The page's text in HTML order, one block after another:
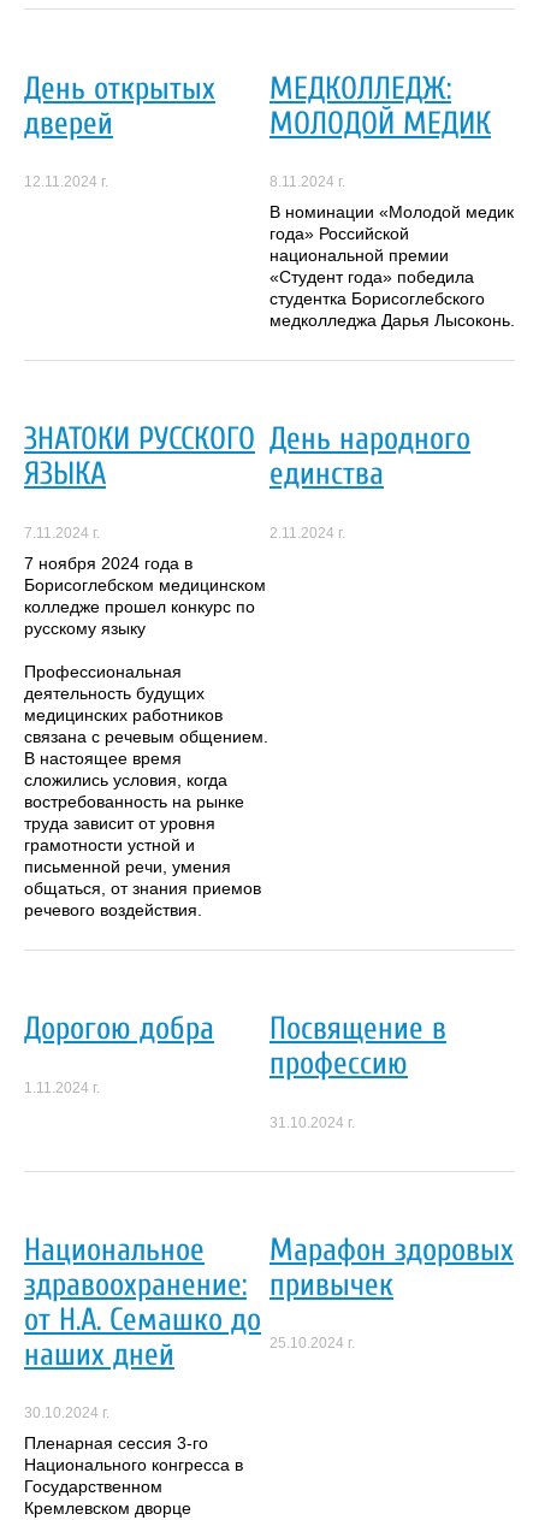
День открытых
дверей
12.11.2024 г.
МЕДКОЛЛЕДЖ:
МОЛОДОЙ МЕДИК
8.11.2024 г.
В номинации «Молодой медик
года» Российской
национальной премии
«Студент года» победила
студентка Борисоглебского
медколледжа Дарья Лысоконь.
ЗНАТОКИ РУССКОГО
ЯЗЫКА
7.11.2024 г.
7 ноября 2024 года в
Борисоглебском медицинском
колледже прошел конкурс по
русскому языку
Профессиональная
деятельность будущих
медицинских работников
связана с речевым общением.
В настоящее время
сложились условия, когда
востребованность на рынке
труда зависит от уровня
грамотности устной и
письменной речи, умения
общаться, от знания приемов
речевого воздействия.
День народного
единства
2.11.2024 г.
Дорогою добра
1.11.2024 г.
Посвящение в
профессию
31.10.2024 г.
Национальное
здравоохранение:
от Н.А. Семашко до
наших дней
30.10.2024 г.
Пленарная сессия 3-го
Национального конгресса в
Государственном
Кремлевском дворце
Марафон здоровых
привычек
25.10.2024 г.